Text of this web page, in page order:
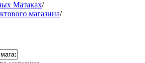
Матаках/
магазина/